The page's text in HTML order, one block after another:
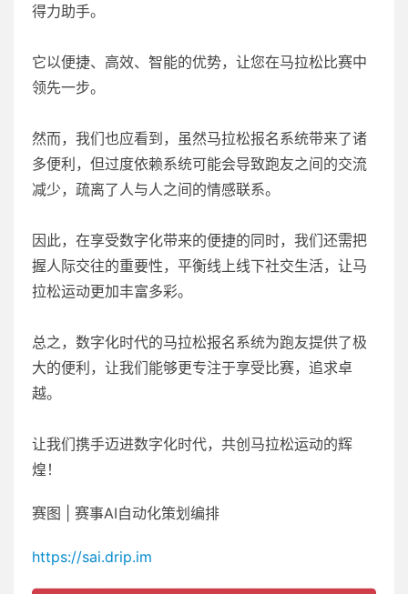
得力助手。
它以便捷、高效、智能的优势，让您在马拉松比赛中
领先一步。
然而，我们也应看到，虽然马拉松报名系统带来了诸
多便利，但过度依赖系统可能会导致跑友之间的交流
减少，疏离了人与人之间的情感联系。
因此，在享受数字化带来的便捷的同时，我们还需把
握人际交往的重要性，平衡线上线下社交生活，让马
拉松运动更加丰富多彩。
总之，数字化时代的马拉松报名系统为跑友提供了极
大的便利，让我们能够更专注于享受比赛，追求卓
越。
让我们携手迈进数字化时代，共创马拉松运动的辉
煌！
赛图 | 赛事AI自动化策划编排
https://sai.drip.im